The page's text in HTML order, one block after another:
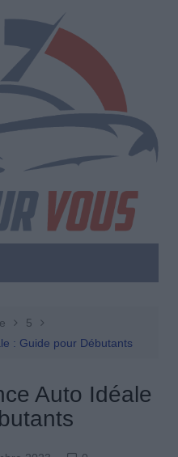
5
: Guide pour Débutants
Auto Idéale